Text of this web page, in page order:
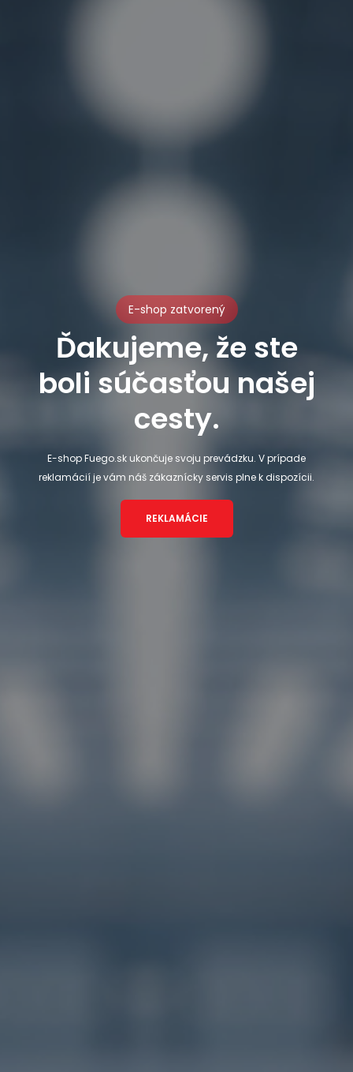
E-shop zatvorený
Ďakujeme, že ste
boli súčasťou našej
cesty.
E-shop Fuego.sk ukončuje svoju prevádzku. V prípade
reklamácií je vám náš zákaznícky servis plne k dispozícii.
REKLAMÁCIE